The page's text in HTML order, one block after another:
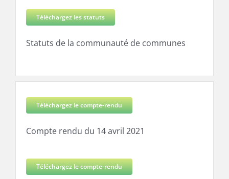
Téléchargez les statuts
Statuts de la communauté de communes
Téléchargez le compte-rendu
Compte rendu du 14 avril 2021
Téléchargez le compte-rendu